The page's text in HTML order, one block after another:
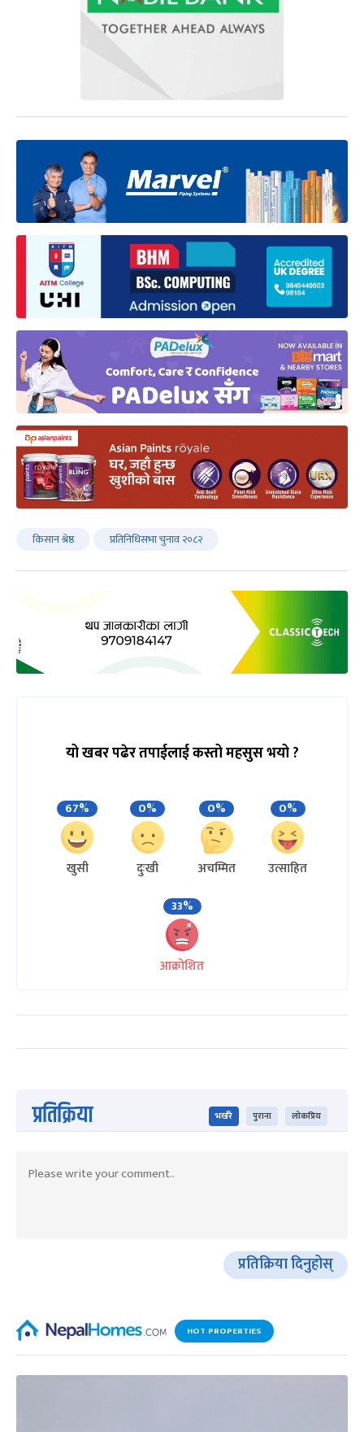
किसान श्रेष्ठ प्रतिनिधिसभा चुनाव २०८२
यो खबर पढेर तपाईलाई कस्तो महसुस भयो ?
67%
खुसी
0%
दुःखी
0%
अचम्मित
0%
उत्साहित
33%
आक्रोशित
प्रतिक्रिया भर्खरै पुराना लोकप्रिय
प्रतिक्रिया दिनुहोस्
HOT PROPERTIES